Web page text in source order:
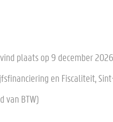
plaats op 9 december
en Fiscaliteit,
van BTW)